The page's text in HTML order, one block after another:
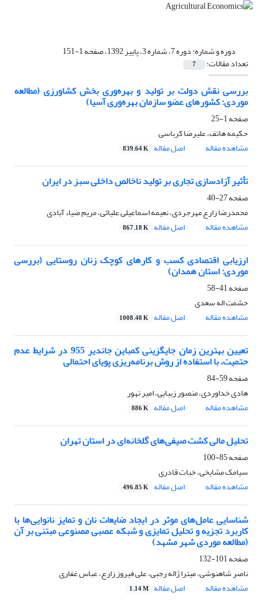
دوره و شماره:دوره 7، شماره 3، پاییز 1392، صفحه 1-151
تعداد مقالات: 7
بررسی نقش دولت بر تولید و بهره‌وری بخش کشاورزی (مطالعه
موردی: کشورهای عضو سازمان بهره‌وری آسیا)
صفحه1-25
حکیمه هاتف، علیرضا کرباسی
مشاهده مقاله
اصل مقاله 839.64 K
تأثیر آزادسازی تجاری بر تولید ناخالص داخلی سبز در ایران
صفحه27-40
محمدرضا زارع مهرجردی، نعیمه اسماعیلی علیائی، مریم ضیاء آبادی
مشاهده مقاله
اصل مقاله 867.18 K
ارزیابی اقتصادی کسب و کارهای کوچک زنان روستایی (بررسی
موردی: استان همدان)
صفحه41-58
حشمت اله سعدی
مشاهده مقاله
اصل مقاله 1008.48 K
تعیین بهترین زمان جایگزینی کمباین جاندیر 955 در شرایط عدم
حتمیت، با استفاده از روش برنامه‌ریزی پویای احتمالی
صفحه59-84
هادی خداوردی، منصور زیبایی، امیر تهور
مشاهده مقاله
اصل مقاله 886 K
تحلیل مالی کشت صیفی‌های گلخانه‌ای در استان تهران
صفحه85-100
سیامک مشایخی، خبات قادری
مشاهده مقاله
اصل مقاله 496.85 K
شناسایی عامل‌های موثر در ایجاد ضایعات نان و تمایز نانوایی‌ها با
کاربرد تجزیه و تحلیل تمایزی و شبکه عصبی مصنوعی مبتنی بر آن
(مطالعه موردی شهر مشهد)
صفحه101-132
ناصر شاهنوشی، میترا ژاله رجبی، علی فیروز زارع، عباس غفاری
مشاهده مقاله
اصل مقاله 1.14 M